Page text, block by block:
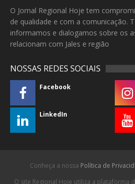
O Jornal Regional Hoje tem
de qualidade e com a comunicação.
informamos e dialogamos sobre os
relacionam com Jales e região
NOSSAS REDES SOCIAIS
Facebook
LinkedIn
Conheça a nossa Política de
O site Regional Hoje utiliza a plataforma